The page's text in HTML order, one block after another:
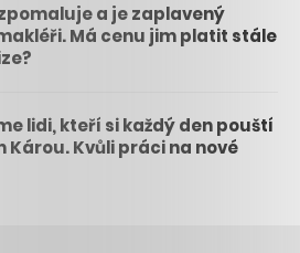
a je zaplavený
Má cenu jim platit stále
lidi, kteří si každý den pouští
Károu. Kvůli práci na nové